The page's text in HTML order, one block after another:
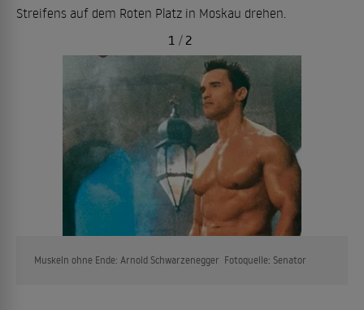
Streifens auf dem Roten Platz in Moskau drehen.
Muskeln ohne Ende: Arnold Schwarzenegger Fotoquelle: Senator
1 / 2